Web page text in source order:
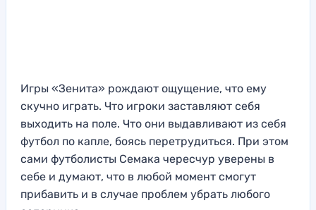
Игры «Зенита» рождают ощущение, что ему
скучно играть. Что игроки заставляют себя
выходить на поле. Что они выдавливают из себя
футбол по капле, боясь перетрудиться. При этом
сами футболисты Семака чересчур уверены в
себе и думают, что в любой момент смогут
прибавить и в случае проблем убрать любого